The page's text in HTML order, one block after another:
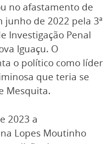
no afastamento de
de 2022 pela 3ª
Investigação Penal
Iguaçu. O
o político como líder
que teria se
Mesquita.
2023 a
Lopes Moutinho